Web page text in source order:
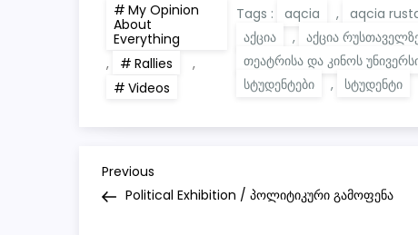
My Opinion
About
Everything
,
Rallies
,
Videos
Tags : aqcia , aqcia
აქცია
, აქცია
თეატრისა და კინოს
სტუდენტები
, სტუდენტი
P
Previous
Post
Previous
Political Exhibition / პოლიტიკური გამოფენა